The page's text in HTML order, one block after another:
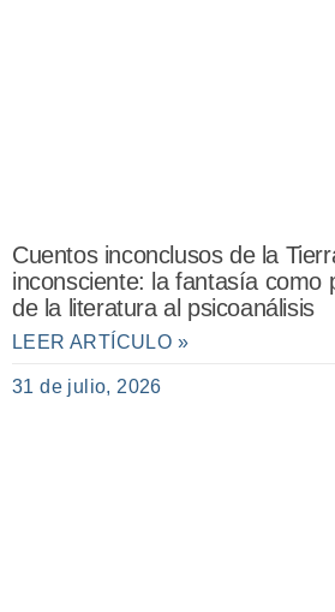
Cuentos inconclusos de la
inconsciente: la fantasía como
de la literatura al psicoanálisis
LEER ARTÍCULO »
31 de julio, 2026